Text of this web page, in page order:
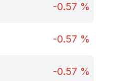
-0.57 %
-0.57 %
-0.57 %